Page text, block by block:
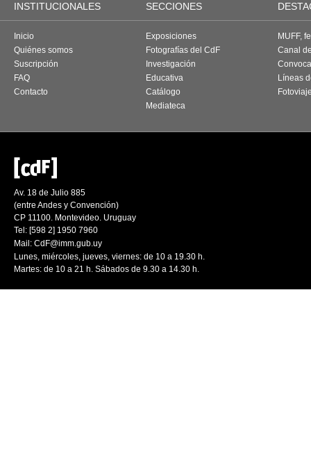
INSTITUCIONALES SECCIONES
Inicio
Quiénes somos
Suscripción
FAQ
Contacto
Exposiciones
Fotografías del CdF
Investigación
Educativa
Catálogo
Mediateca
MUFF,
Canal
Líneas
Av. 18 de Julio 885
(entre Andes y Convención)
CP 11100. Montevideo. Uruguay
Tel: [598 2] 1950 7960
Mail: CdF@imm.gub.uy
Lunes, miércoles, jueves, viernes: de 10 a 19.30 h.
Martes: de 10 a 21 h. Sábados de 9.30 a 14.30 h.